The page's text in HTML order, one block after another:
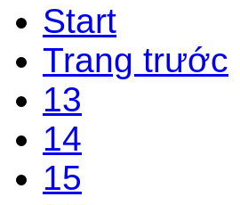
Start
Trang trước
13
14
15